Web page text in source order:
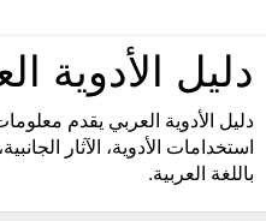
دليل الأدوية
دليل الأدوية العربي يقدم
استخدامات الأدوية، الآثار
باللغة العربية.